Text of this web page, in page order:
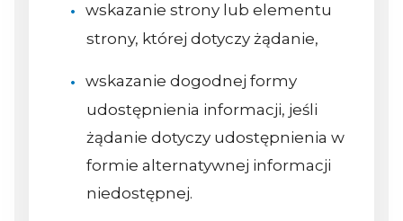
wskazanie strony lub elementu
strony, której dotyczy żądanie,
wskazanie dogodnej formy
udostępnienia informacji, jeśli
żądanie dotyczy udostępnienia w
formie alternatywnej informacji
niedostępnej.